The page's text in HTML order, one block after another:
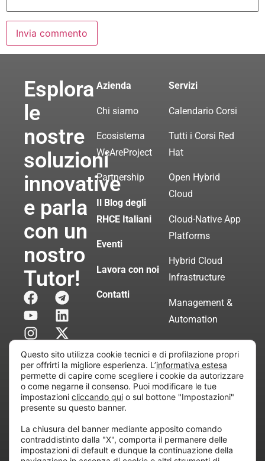
Esplora
le
nostre
soluzioni
innovative
e parla
con un
nostro
Tutor!
Azienda
Chi siamo
Ecosistema
WeAreProject
Partnership
Il Blog degli
RHCE Italiani
Eventi
Lavora con noi
Contatti
Servizi
Calendario Corsi
Tutti i Corsi Red
Hat
Open Hybrid
Cloud
Cloud-Native App
Platforms
Hybrid Cloud
Infrastructure
Management &
Automation
Servizi di
Consulenza
Certificata
all’attività di direzione e coordinamento di “Project
Informatica”
Questo sito utilizza cookie tecnici e di profilazione propri
per offrirti la migliore esperienza. L’informativa estesa
permette di capire come scegliere i cookie da autorizzare
o come negarne il consenso. Puoi modificare le tue
impostazioni cliccando qui o sul bottone "Impostazioni"
presente su questo banner.
La chiusura del banner mediante apposito comando
contraddistinto dalla "X", comporta il permanere delle
impostazioni di default e dunque la continuazione della